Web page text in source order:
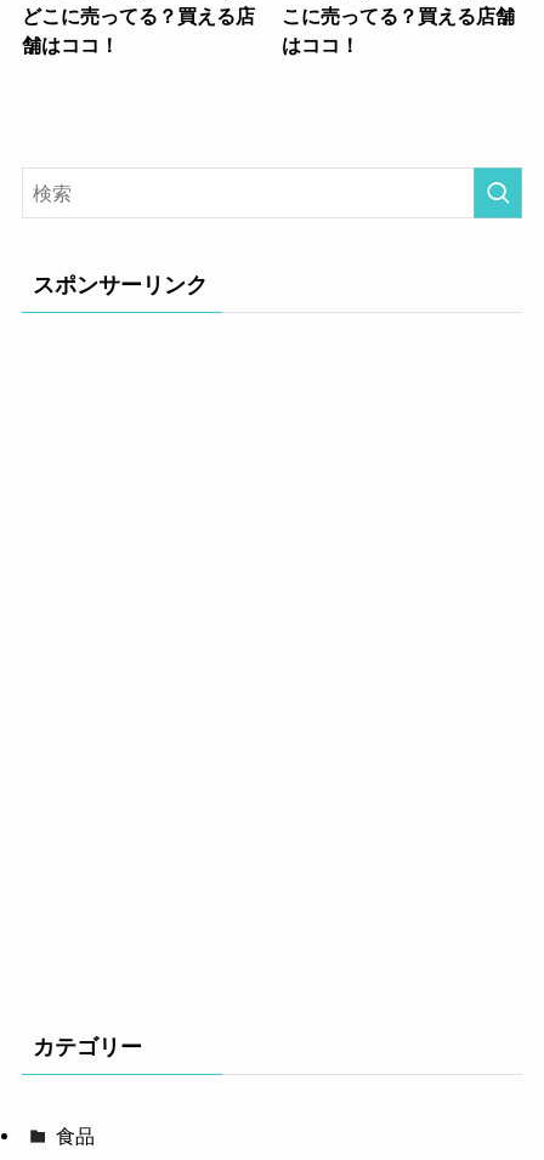
どこに売ってる？買える店
舗はココ！
こに売ってる？買える店舗
はココ！
スポンサーリンク
カテゴリー
食品